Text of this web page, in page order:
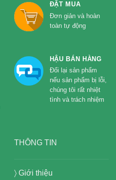
ĐẶT MUA
Đơn giản và hoàn
toàn tự động
HẬU BÁN HÀNG
Đổi lại sản phẩm
nếu sản phẩm bị lỗi,
chúng tôi rất nhiệt
tình và trách nhiệm
THÔNG TIN
〉 Giới thiệu